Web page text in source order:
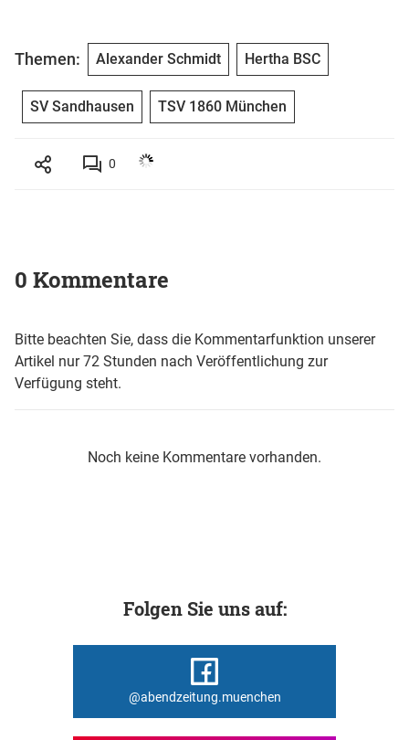
Themen: Alexander Schmidt Hertha BSC
SV Sandhausen TSV 1860 München
0
0 Kommentare
Bitte beachten Sie, dass die Kommentarfunktion unserer
Artikel nur 72 Stunden nach Veröffentlichung zur
Verfügung steht.
Noch keine Kommentare vorhanden.
Folgen Sie uns auf:
@abendzeitung.muenchen